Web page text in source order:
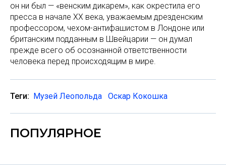
он ни был — «венским дикарем», как окрестила его
пресса в начале ХХ века, уважаемым дрезденским
профессором, чехом-антифашистом в Лондоне или
британским подданным в Швейцарии — он думал
прежде всего об осознанной ответственности
человека перед происходящим в мире.
Теги: Музей Леопольда Оскар Кокошка
ПОПУЛЯРНОЕ